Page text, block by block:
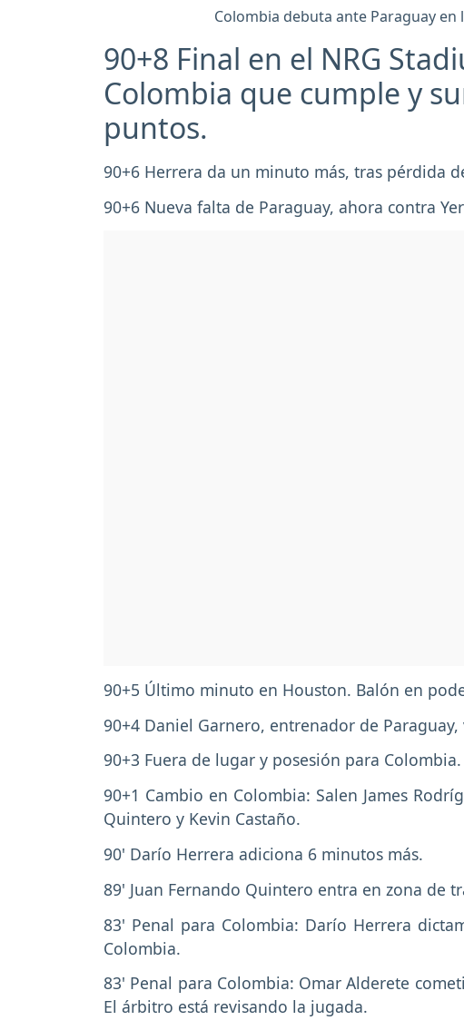
Colombia debuta ante Paraguay en
90+8 Final en el NRG
Colombia que cumple y
puntos.
90+6 Herrera da un minuto más, tras pérdida
90+6 Nueva falta de Paraguay, ahora contra
90+5 Último minuto en Houston. Balón en
90+4 Daniel Garnero, entrenador de
90+3 Fuera de lugar y posesión para Colombia.
90+1 Cambio en Colombia: Salen James
Quintero y Kevin Castaño.
90' Darío Herrera adiciona 6 minutos más.
89' Juan Fernando Quintero entra en zona de
83' Penal para Colombia: Darío Herrera
Colombia.
83' Penal para Colombia: Omar Alderete
El árbitro está revisando la jugada.